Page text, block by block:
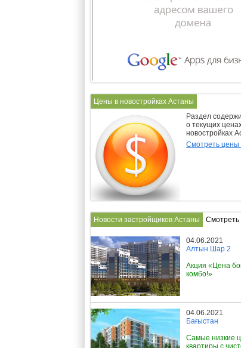
Цены в новостройках Астаны
Раздел
о текущих
новостройках
Смотреть
Новости застройщиков Астаны
04.06.2021
Алтын Шар 2
Акция «Цена
комбо!»
04.06.2021
Бағыстан
Самые низкие
квартиры с